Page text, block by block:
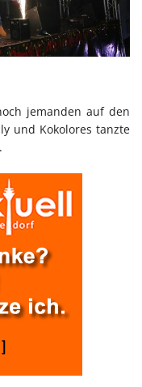
jemanden auf den
und Kokolores tanzte